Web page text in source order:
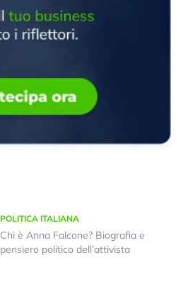
POLITICA ITALIANA
Chi è Anna Falcone? Biografia e
pensiero politico dell’attivista